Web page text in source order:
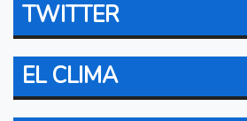
TWITTER
EL CLIMA